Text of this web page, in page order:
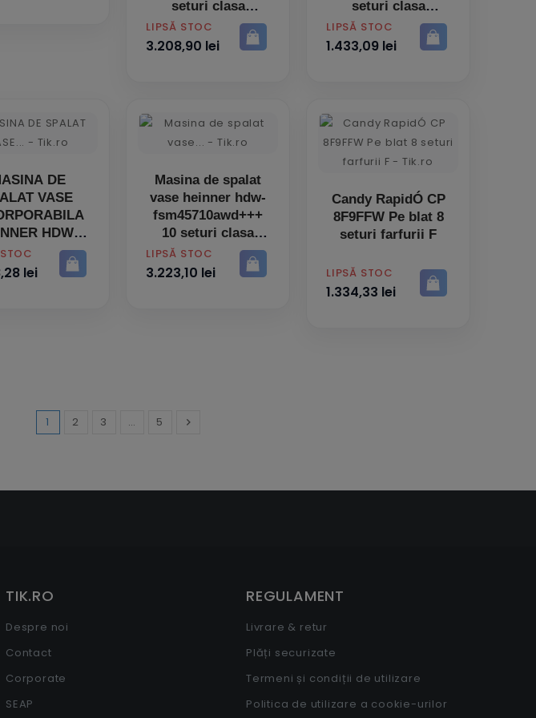
seturi clasa
energetica
PRET
LIPSĂ STOC
3.208,90 lei
seturi clasa
energetica
PRET
LIPSĂ STOC
1.433,09 lei
DE
VASE
HDW-
lei
Masina de spalat
vase heinner hdw-
fsm45710awd+++
10 seturi clasa
energetica
PRET
LIPSĂ STOC
3.223,10 lei
Candy RapidÓ CP
8F9FFW Pe blat 8
seturi farfurii F
PRET
LIPSĂ STOC
1.334,33 lei
1 2 3 … 5 Inainte

TIK.RO
Despre noi
Contact
Corporate
SEAP
REGULAMENT
Livrare & retur
Plăți securizate
Termeni și condiții de utilizare
Politica de utilizare a cookie-urilor